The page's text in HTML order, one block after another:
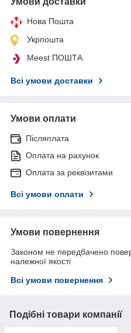
Нова Пошта
Укрпошта
Meest ПОШТА
Всі умови доставки
Умови оплати
Післяплата
Оплата на рахунок
Оплата за реквізитами
Всі умови оплати
Умови повернення
Законом не передбачено
належної якості
Всі умови повернення
Подібні товари компанії